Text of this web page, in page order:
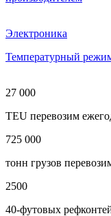
Электроника
Температурный
27 000
TEU перевозим
725 000
тонн грузов
2500
40-футовых